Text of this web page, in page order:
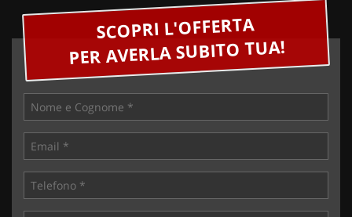
SCOPRI L'OFFERTA
PER AVERLA SUBITO TUA!